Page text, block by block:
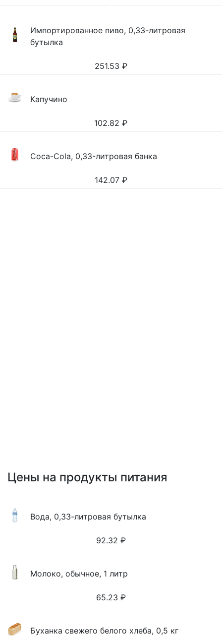
Импортированное пиво, 0,33-литровая
бутылка
251.53 ₽
Капучино
102.82 ₽
Coca-Cola, 0,33-литровая банка
142.07 ₽
Цены на продукты питания
Вода, 0,33-литровая бутылка
92.32 ₽
Молоко, обычное, 1 литр
65.23 ₽
Буханка свежего белого хлеба, 0,5 кг